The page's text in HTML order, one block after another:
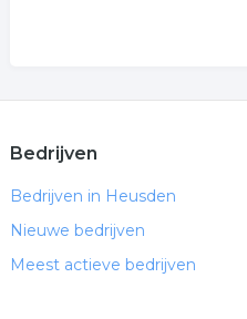
Bedrijven
Bedrijven in Heusden
Nieuwe bedrijven
Meest actieve bedrijven